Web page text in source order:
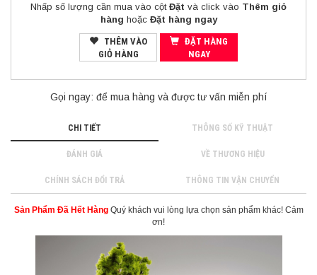
Nhấp số lượng cần mua vào cột Đặt và click vào Thêm giỏ
hàng hoặc Đặt hàng ngay
GIỎ HÀNG
NGAY
Gọi ngay: để mua hàng và được tư vấn miễn phí
CHI TIẾT THÔNG SỐ KỸ THUẬT
ĐÁNH GIÁ VỀ THƯƠNG HIỆU
CHÍNH SÁCH ĐỔI TRẢ THÔNG TIN VẬN CHUYỂN
Sản Phẩm Đã Hết Hàng Quý khách vui lòng lựa chọn sản phẩm khác! Cảm
ơn!